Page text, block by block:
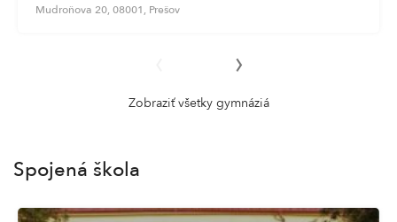
Mudroňova 20, 08001, Prešov
›
Zobraziť všetky gymnáziá
Spojená škola